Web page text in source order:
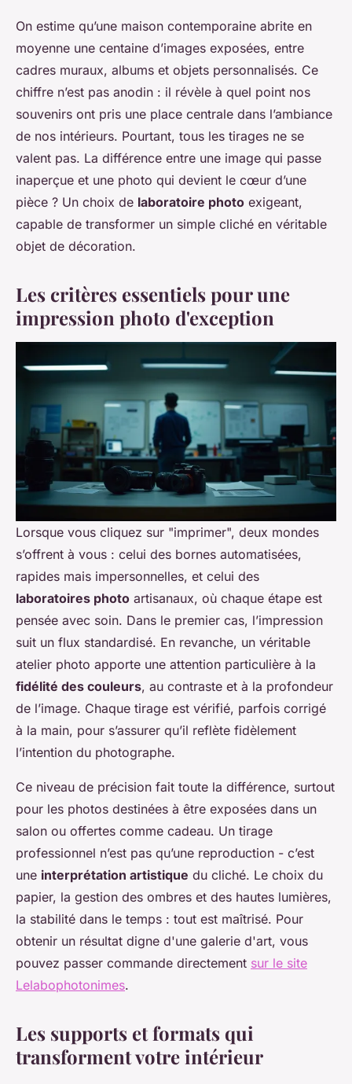
On estime qu’une maison contemporaine abrite en
moyenne une centaine d’images exposées, entre
cadres muraux, albums et objets personnalisés. Ce
chiffre n’est pas anodin : il révèle à quel point nos
souvenirs ont pris une place centrale dans l’ambiance
de nos intérieurs. Pourtant, tous les tirages ne se
valent pas. La différence entre une image qui passe
inaperçue et une photo qui devient le cœur d’une
pièce ? Un choix de laboratoire photo exigeant,
capable de transformer un simple cliché en véritable
objet de décoration.
Les critères essentiels pour une
impression photo d'exception
Lorsque vous cliquez sur "imprimer", deux mondes
s’offrent à vous : celui des bornes automatisées,
rapides mais impersonnelles, et celui des
laboratoires photo artisanaux, où chaque étape est
pensée avec soin. Dans le premier cas, l’impression
suit un flux standardisé. En revanche, un véritable
atelier photo apporte une attention particulière à la
fidélité des couleurs, au contraste et à la profondeur
de l’image. Chaque tirage est vérifié, parfois corrigé
à la main, pour s’assurer qu’il reflète fidèlement
l’intention du photographe.
Ce niveau de précision fait toute la différence, surtout
pour les photos destinées à être exposées dans un
salon ou offertes comme cadeau. Un tirage
professionnel n’est pas qu’une reproduction - c’est
une interprétation artistique du cliché. Le choix du
papier, la gestion des ombres et des hautes lumières,
la stabilité dans le temps : tout est maîtrisé. Pour
obtenir un résultat digne d'une galerie d'art, vous
pouvez passer commande directement sur le site
Lelabophotonimes.
Les supports et formats qui
transforment votre intérieur